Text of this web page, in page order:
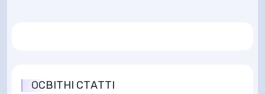
ОСВІТНІ СТАТТІ